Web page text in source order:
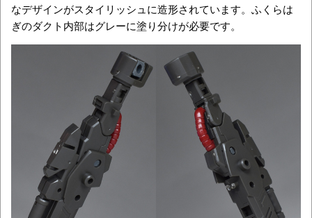
なデザインがスタイリッシュに造形されています。ふくらは
ぎのダクト内部はグレーに塗り分けが必要です。